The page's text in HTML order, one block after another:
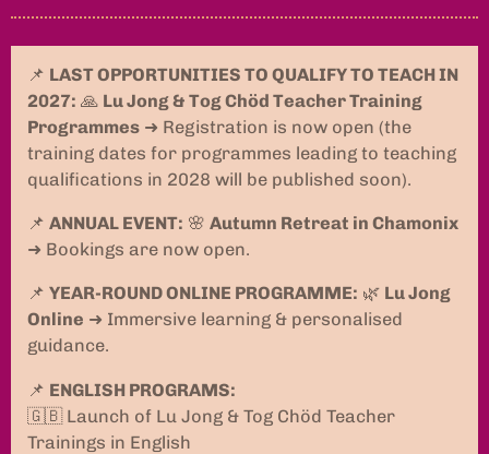
📌 LAST OPPORTUNITIES TO QUALIFY TO TEACH IN
2027: 🙏 Lu Jong & Tog Chöd Teacher Training
Programmes ➜ Registration is now open (the
training dates for programmes leading to teaching
qualifications in 2028 will be published soon).
📌 ANNUAL EVENT: 🌸 Autumn Retreat in Chamonix
➜ Bookings are now open.
📌 YEAR-ROUND ONLINE PROGRAMME: 🌿 Lu Jong
Online ➜ Immersive learning & personalised
guidance.
📌 ENGLISH PROGRAMS:
🇬🇧 Launch of Lu Jong & Tog Chöd Teacher
Trainings in English